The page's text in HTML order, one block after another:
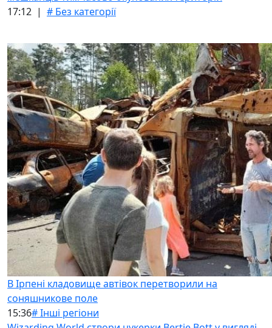
17:12 | # Без категорії
В Ірпені кладовище автівок перетворили на
соняшникове поле
15:36# Інші регіони